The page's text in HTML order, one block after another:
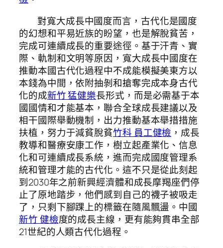
對寬大成長中國度而言，古代化是國度
的幻想和平易近族的盼望，也是解脫貧苦，
完成可連續成長的重要途徑。基于汗青、實
際、軌制和文明等原因，寬大成長中國度在
推動本國古代化過程中不成能模擬美東方以
本錢為中間，依附抽剝和搶奪完成本身古代
化的成新竹 猛健樂長形式，而是必需基于本
國國情和才能基本，聯合全球成長建議以及
相干國際舉動機制，出力推動基本舉措措施
扶植，努力于減貧脫貧竹科 員工健檢 ，成長
教導和醫療安康工作，樹立起產業化、信息
化和可連續成長系統，進而完成國度管理系
統和管理才能的古代化。這不只是從此刻起
到2030年之前新興經濟體和成長摩羯座們停
止了原地踏步，他們感到自己的襪子被吸走
了，只剩下腳踝上的標籤在隨風飄盪。中國
新竹 健檢度的成長主線，更有能夠貫串全部
21世紀的人類古代化過程。